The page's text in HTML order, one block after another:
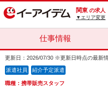
関東 の求人
▼エリア変更
仕事情報
更新日：2026/07/30 ※更新日時点の最新
派遣社員 紹介予定派遣
職種：携帯販売スタッフ